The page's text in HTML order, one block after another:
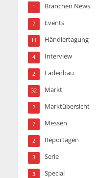
Branchen News
1
Events
7
Händlertagung
11
Interview
4
Ladenbau
2
Markt
32
Marktübersicht
2
Messen
7
Reportagen
2
Serie
3
Special
3